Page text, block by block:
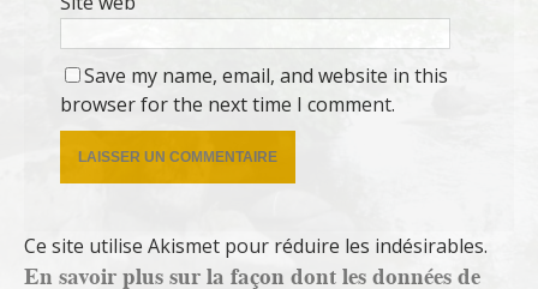
Save my name, email, and website in this
browser for the next time I comment.
Ce site utilise Akismet pour réduire les indésirables.
En savoir plus sur la façon dont les données de